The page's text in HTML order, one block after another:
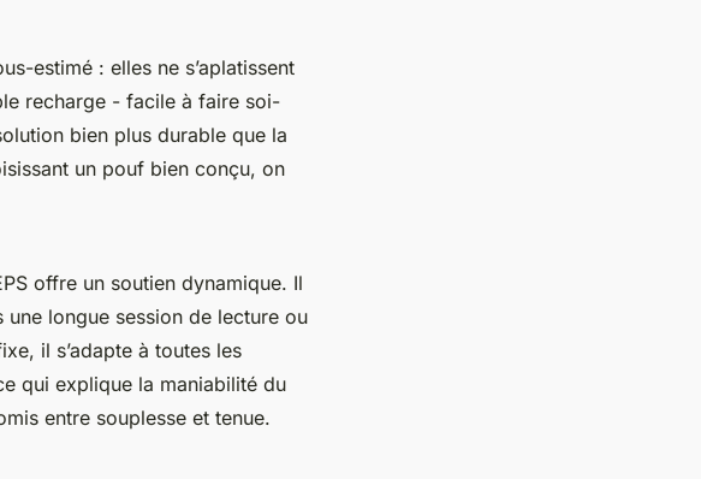
estimé : elles ne s’aplatissent
recharge - facile à faire soi-
bien plus durable que la
un pouf bien conçu, on
offre un soutien dynamique. Il
une longue session de lecture ou
il s’adapte à toutes les
qui explique la maniabilité du
entre souplesse et tenue.